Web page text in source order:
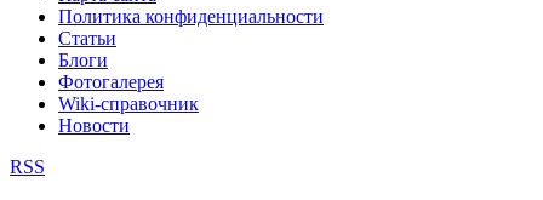
Политика конфиденциальности
Статьи
Блоги
Фотогалерея
Wiki-справочник
Новости
RSS